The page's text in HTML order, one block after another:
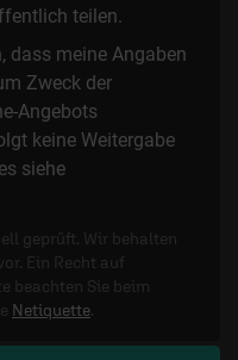
teilen.
dass meine Angaben
Zweck der
Angebots
keine Weitergabe
siehe
geprüft. Wir behalten
Ein Recht auf
beachten Sie beim
Netiquette.